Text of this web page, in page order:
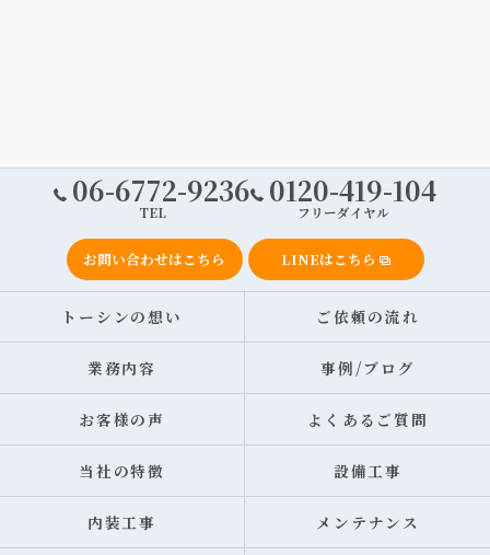
06-6772-9236
TEL
0120-419-104
フリーダイヤル
お問い合わせはこちら LINEはこちら
トーシンの想い ご依頼の流れ
業務内容 事例/ブログ
お客様の声 よくあるご質問
当社の特徴 設備工事
内装工事 メンテナンス